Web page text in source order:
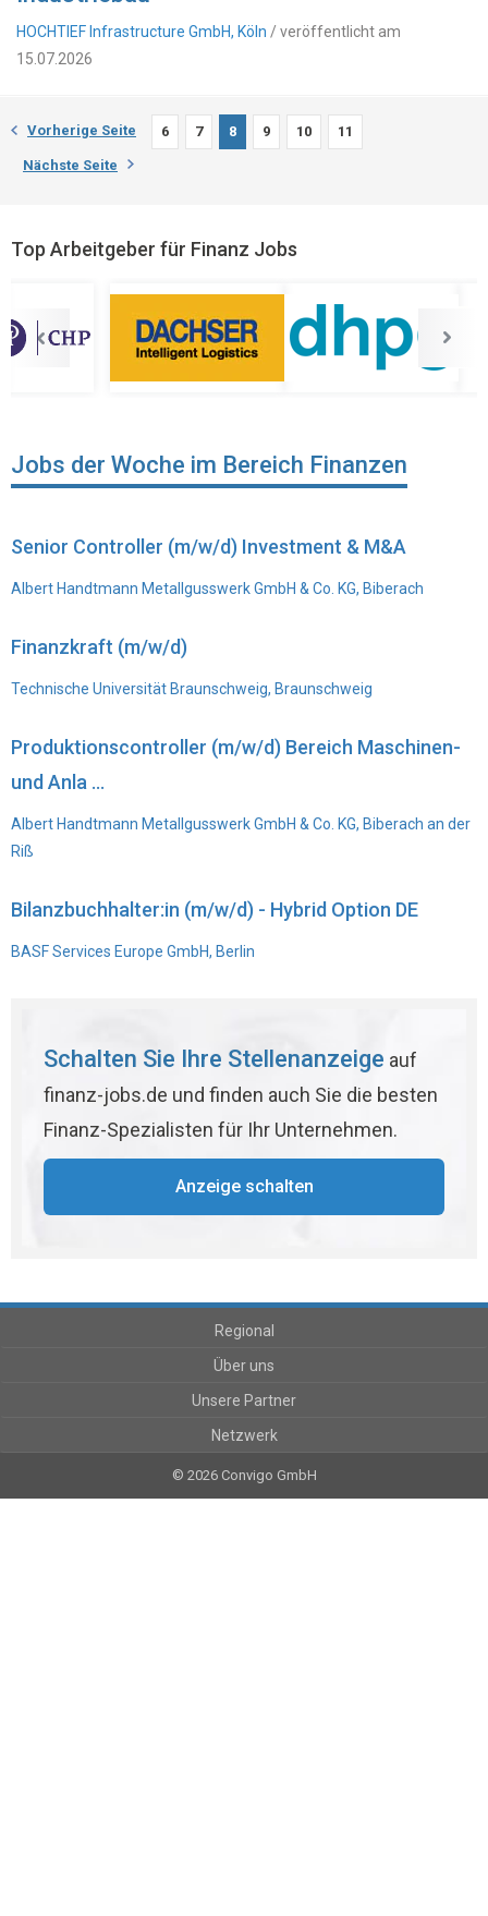
HOCHTIEF Infrastructure GmbH, Köln / veröffentlicht am
15.07.2026
Vorherige Seite 6 7 8 9 10 11
Nächste Seite
Top Arbeitgeber für Finanz Jobs
Jobs der Woche im Bereich Finanzen
Senior Controller (m/w/d) Investment & M&A
Albert Handtmann Metallgusswerk GmbH & Co. KG, Biberach
Finanzkraft (m/w/d)
Technische Universität Braunschweig, Braunschweig
Produktionscontroller (m/w/d) Bereich Maschinen-
und Anla ...
Albert Handtmann Metallgusswerk GmbH & Co. KG, Biberach an der
Riß
Bilanzbuchhalter:in (m/w/d) - Hybrid Option DE
BASF Services Europe GmbH, Berlin
Schalten Sie Ihre Stellenanzeige auf
finanz-jobs.de und finden auch Sie die besten
Finanz-Spezialisten für Ihr Unternehmen.
Anzeige schalten
Regional
Über uns
Unsere Partner
Netzwerk
© 2026 Convigo GmbH